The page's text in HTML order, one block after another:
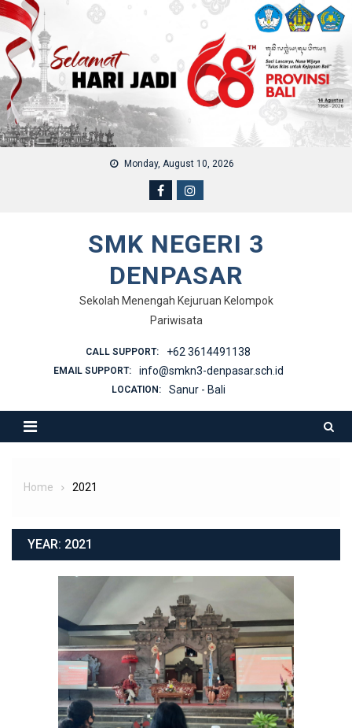
Skip to content
Monday, August 10, 2026
SMK NEGERI 3
DENPASAR
Sekolah Menengah Kejuruan Kelompok
Pariwisata
CALL SUPPORT: +62 3614491138
EMAIL SUPPORT: info@smkn3-denpasar.sch.id
LOCATION: Sanur - Bali
Home 2021
YEAR: 2021